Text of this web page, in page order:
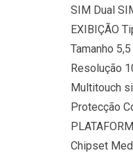
SIM Dual
EXIBIÇÃO
Tamanho
Resolução
Multitouch
Protecção
Chipset